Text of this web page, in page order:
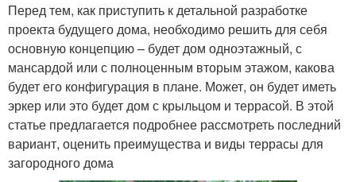
Перед тем, как приступить к детальной разработке
проекта будущего дома, необходимо решить для себя
основную концепцию – будет дом одноэтажный, с
мансардой или с полноценным вторым этажом, какова
будет его конфигурация в плане. Может, он будет иметь
эркер или это будет дом с крыльцом и террасой. В этой
статье предлагается подробнее рассмотреть последний
вариант, оценить преимущества и виды террасы для
загородного дома